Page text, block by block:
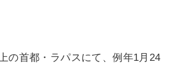
の首都・ラパスにて、例年1月24